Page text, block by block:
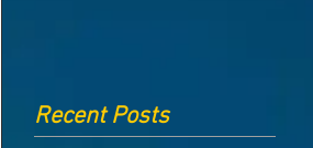
Recent Posts